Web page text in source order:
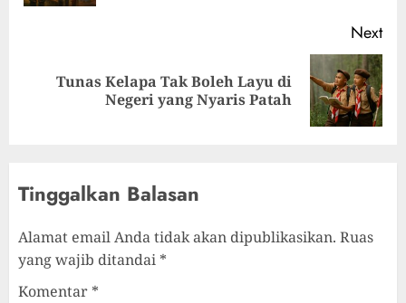
Next
Tunas Kelapa Tak Boleh Layu di
Negeri yang Nyaris Patah
Tinggalkan Balasan
Alamat email Anda tidak akan dipublikasikan. Ruas
yang wajib ditandai *
Komentar *